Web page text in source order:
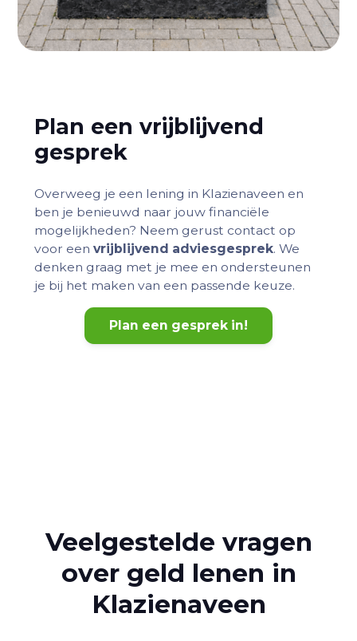
Plan een vrijblijvend
gesprek
Overweeg je een lening in Klazienaveen en
ben je benieuwd naar jouw financiële
mogelijkheden? Neem gerust contact op
voor een vrijblijvend adviesgesprek. We
denken graag met je mee en ondersteunen
je bij het maken van een passende keuze.
Plan een gesprek in!
Veelgestelde vragen
over geld lenen in
Klazienaveen